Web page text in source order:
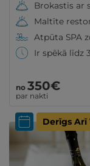
Brokastis ar
Maltīte
Atpūta SPA
Ir spēkā līdz
no 350€
par nakti
Derīgs Arī